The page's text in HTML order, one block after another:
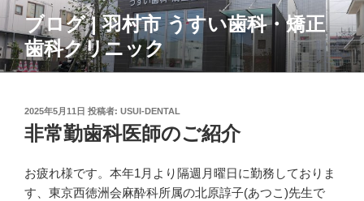
コ
ン
テ
ン
ブログ | 羽村市 うすい歯科・矯正
歯科クリニック
投
稿
日:
2025年5月11日 投稿者: USUI-DENTAL
非常勤歯科医師のご紹介
お疲れ様です。本年1月より隔週月曜日に勤務しておりま
す、東京西徳洲会麻酔科所属の北原諄子(あつこ)先生で